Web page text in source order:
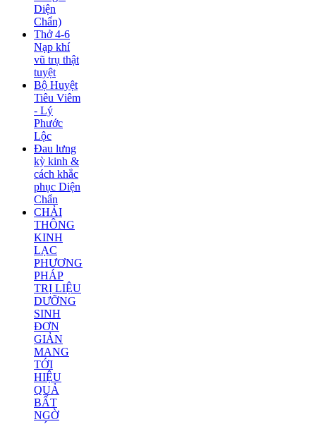
Diện
Chẩn)
Thở 4-6
Nạp khí
vũ trụ thật
tuyệt
Bộ Huyệt
Tiêu Viêm
- Lý
Phước
Lộc
Đau lưng
kỳ kinh &
cách khắc
phục Diện
Chẩn
CHẢI
THÔNG
KINH
LẠC
PHƯƠNG
PHÁP
TRỊ LIỆU
DƯỠNG
SINH
ĐƠN
GIẢN
MANG
TỚI
HIỆU
QUẢ
BẤT
NGỜ